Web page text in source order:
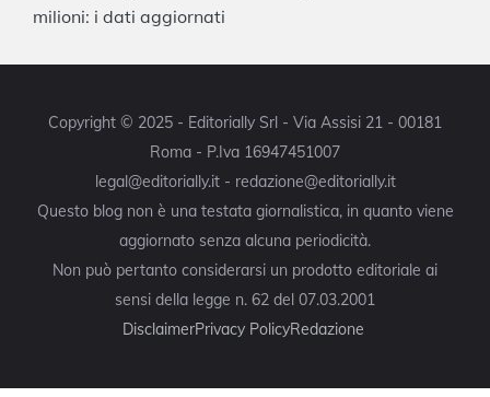
milioni: i dati aggiornati
Copyright © 2025 - Editorially Srl - Via Assisi 21 - 00181
Roma - P.Iva 16947451007
legal@editorially.it - redazione@editorially.it
Questo blog non è una testata giornalistica, in quanto viene
aggiornato senza alcuna periodicità.
Non può pertanto considerarsi un prodotto editoriale ai
sensi della legge n. 62 del 07.03.2001
DisclaimerPrivacy PolicyRedazione